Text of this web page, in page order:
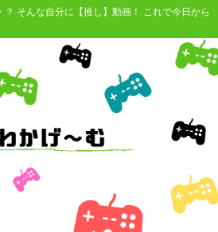
そんな自分に【推し】動画！ これで今日から